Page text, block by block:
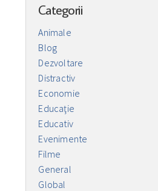
Categorii
Animale
Blog
Dezvoltare
Distractiv
Economie
Educaţie
Educativ
Evenimente
Filme
General
Global